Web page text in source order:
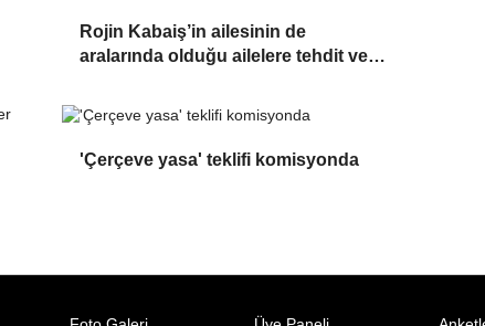
Rojin Kabaiş’in ailesinin de
aralarında olduğu ailelere tehdit ve
'Çerçeve yasa' teklifi komisyonda